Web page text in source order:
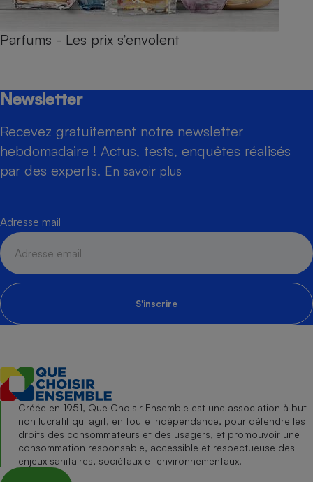
Parfums - Les prix s’envolent
Newsletter
Recevez gratuitement notre newsletter
hebdomadaire ! Actus, tests, enquêtes réalisés
par des experts. En savoir plus
Adresse mail
S'inscrire
Créée en 1951, Que Choisir Ensemble est une association à but
non lucratif qui agit, en toute indépendance, pour défendre les
droits des consommateurs et des usagers, et promouvoir une
consommation responsable, accessible et respectueuse des
enjeux sanitaires, sociétaux et environnementaux.